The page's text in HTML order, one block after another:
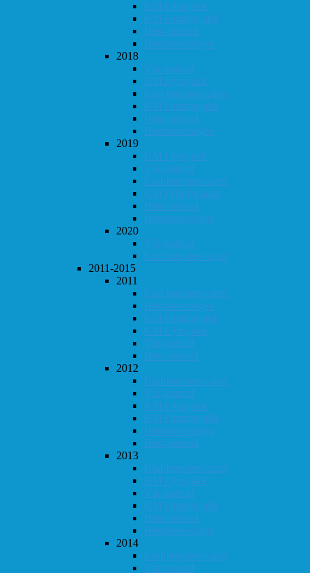
KM i lynsjakk
KM i hurtigsjakk
Høst-konrad
Høstturneringen
2018
Vår-konrad
KM i lynsjakk
Klubbmesterskapet
KM i hurtigsjakk
Høst-konrad
Høstturneringen
2019
KM i lynsjakk
Vår-konrad
Klubbmesterskapet
KM i Hurtigsjakk
Høst-konrad
Høstturneringen
2020
Vår-konrad
Klubbmesterskapet
2011-2015
2011
Klubbmesterskapet
Høstturneringen
KM i hurtigsjakk
KM i lynsjakk
Vår-konrad
Høst-konrad
2012
Klubbmesterskapet
Vår-konrad
KM i lynsjakk
KM i hurtigsjakk
Høstturneringen
Høst-konrad
2013
Klubbmesterskapet
KM i lynsjakk
Vår-konrad
KM i hurtigsjakk
Høst-konrad
Høstturneringen
2014
Klubbmesterskapet
Vår-konrad